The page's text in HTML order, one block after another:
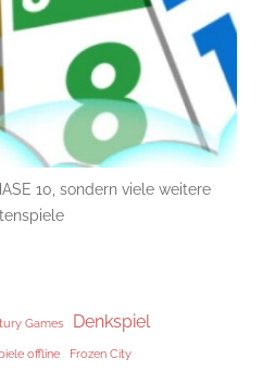
10, sondern viele weitere
Games Denkspiel
offline Frozen City